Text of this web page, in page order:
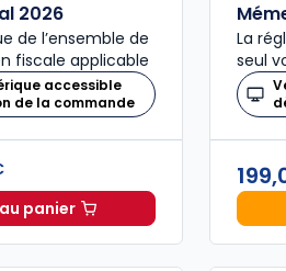
2026
de l’ensemble de
fiscale applicable
accessible
de la commande
panier
Mémento Fiscal 2026 à 215,00 €
La
seul